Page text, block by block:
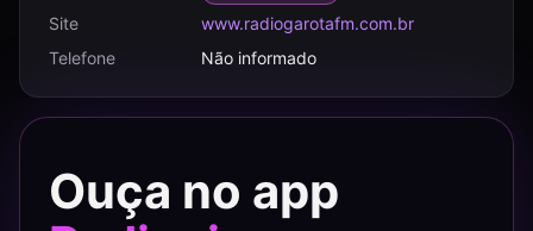
Site
www.radiogarotafm.com.br
Telefone
Não informado
Ouça no app